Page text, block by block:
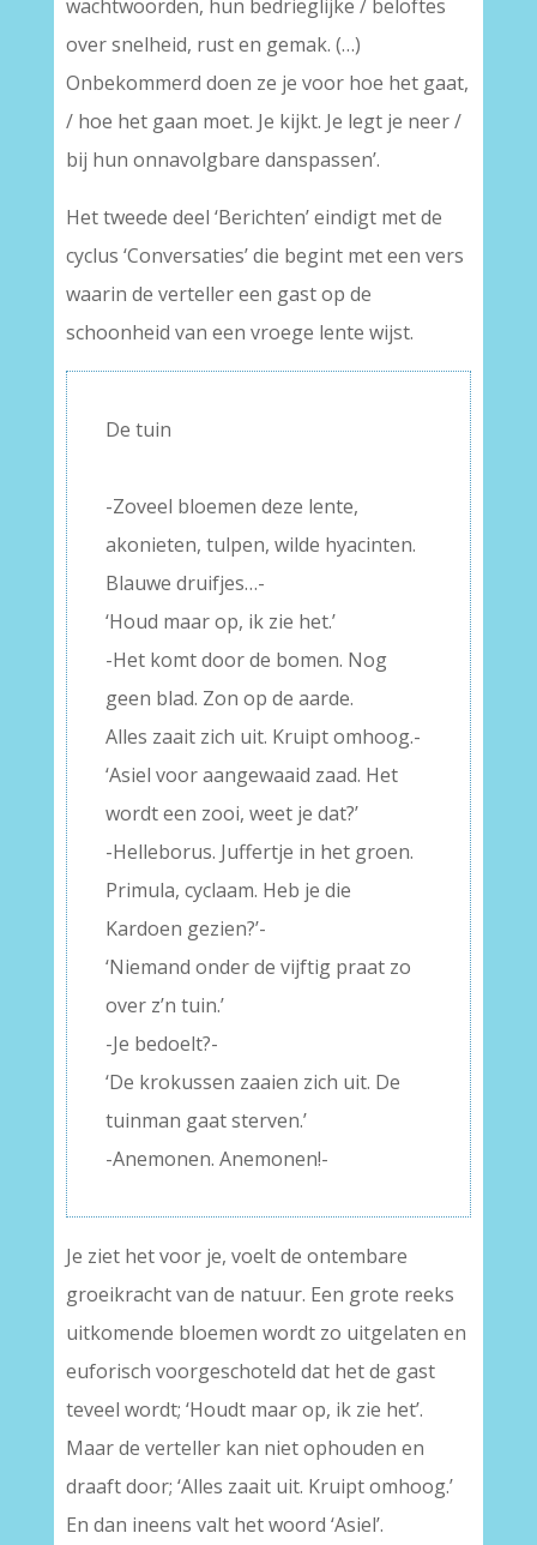
wachtwoorden, hun bedrieglijke / beloftes
over snelheid, rust en gemak. (…)
Onbekommerd doen ze je voor hoe het gaat,
/ hoe het gaan moet. Je kijkt. Je legt je neer /
bij hun onnavolgbare danspassen’.
Het tweede deel ‘Berichten’ eindigt met de
cyclus ‘Conversaties’ die begint met een vers
waarin de verteller een gast op de
schoonheid van een vroege lente wijst.
De tuin
-Zoveel bloemen deze lente,
akonieten, tulpen, wilde hyacinten.
Blauwe druifjes…-
‘Houd maar op, ik zie het.’
-Het komt door de bomen. Nog
geen blad. Zon op de aarde.
Alles zaait zich uit. Kruipt omhoog.-
‘Asiel voor aangewaaid zaad. Het
wordt een zooi, weet je dat?’
-Helleborus. Juffertje in het groen.
Primula, cyclaam. Heb je die
Kardoen gezien?’-
‘Niemand onder de vijftig praat zo
over z’n tuin.’
-Je bedoelt?-
‘De krokussen zaaien zich uit. De
tuinman gaat sterven.’
-Anemonen. Anemonen!-
Je ziet het voor je, voelt de ontembare
groeikracht van de natuur. Een grote reeks
uitkomende bloemen wordt zo uitgelaten en
euforisch voorgeschoteld dat het de gast
teveel wordt; ‘Houdt maar op, ik zie het’.
Maar de verteller kan niet ophouden en
draaft door; ‘Alles zaait uit. Kruipt omhoog.’
En dan ineens valt het woord ‘Asiel’.